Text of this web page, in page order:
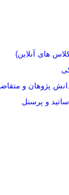
های آنلاین)
پژوهان و
و پرسنل